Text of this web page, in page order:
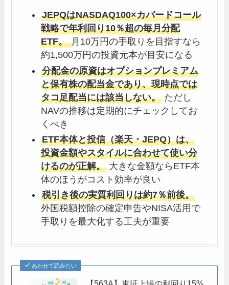
JEPQはNASDAQ100×カバードコール
戦略で年利回り10％超の毎月分配
ETF。 月10万円の手取りを目指すなら
約1,500万円の投資元本が目安になる
分配金の原資はオプションプレミアム
と保有株の配当金であり、現時点では
タコ足配当には該当しない。 ただし
NAVの推移は定期的にチェックしてお
くべき
ETF本体と投信（楽天・JEPQ）は、
投資金額やスタイルに合わせて使い分
けるのが正解。 大きな金額ならETF本
体のほうがコスト効率が良い
税引き後の実質利回りは約7％前後。
外国税額控除の確定申告やNISA活用で
手取りを最大化する工夫が重要
あわせて読みたい